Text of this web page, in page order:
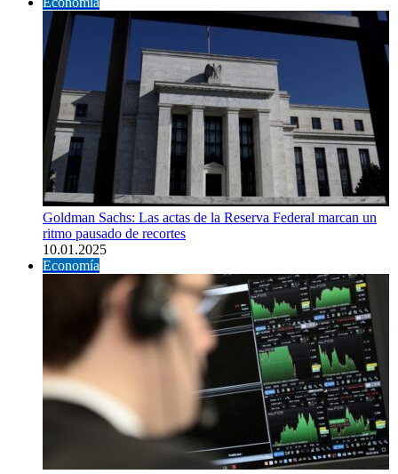
Goldman Sachs: Las actas de la Reserva Federal marcan un
ritmo pausado de recortes
10.01.2025
Economía